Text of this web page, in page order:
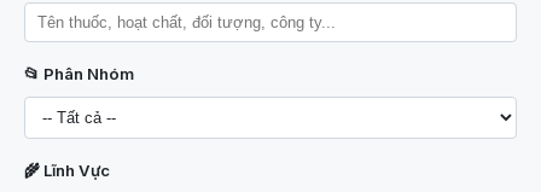
📂 Phân Nhóm
🌾 Lĩnh Vực